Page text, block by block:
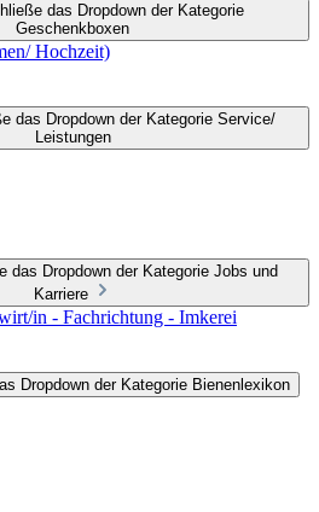
das Dropdown der Kategorie
Geschenkboxen
Hochzeit)
das Dropdown der Kategorie Service/
Leistungen
das Dropdown der Kategorie Jobs und
Karriere
in - Fachrichtung - Imkerei
Dropdown der Kategorie Bienenlexikon